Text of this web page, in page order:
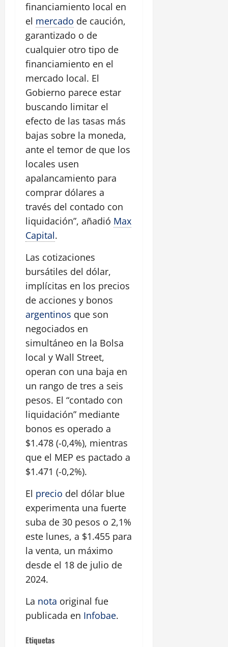
financiamiento local en
el mercado de caución,
garantizado o de
cualquier otro tipo de
financiamiento en el
mercado local. El
Gobierno parece estar
buscando limitar el
efecto de las tasas más
bajas sobre la moneda,
ante el temor de que los
locales usen
apalancamiento para
comprar dólares a
través del contado con
liquidación”, añadió Max
Capital.
Las cotizaciones
bursátiles del dólar,
implícitas en los precios
de acciones y bonos
argentinos que son
negociados en
simultáneo en la Bolsa
local y Wall Street,
operan con una baja en
un rango de tres a seis
pesos. El “contado con
liquidación” mediante
bonos es operado a
$1.478 (-0,4%), mientras
que el MEP es pactado a
$1.471 (-0,2%).
El precio del dólar blue
experimenta una fuerte
suba de 30 pesos o 2,1%
este lunes, a $1.455 para
la venta, un máximo
desde el 18 de julio de
2024.
La nota original fue
publicada en Infobae.
Etiquetas